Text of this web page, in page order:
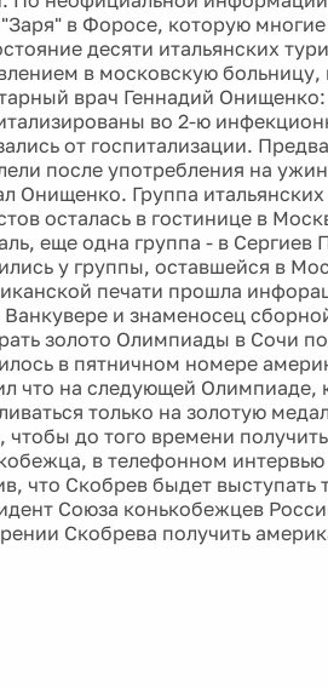
в Форосе, которую
десяти итальянских
в московскую
врач Геннадий
во 2-ю
от госпитализации.
после употребления на
Онищенко. Группа
осталась в гостинице в
еще одна группа - в
у группы, оставшейся в
печати прошла
Ванкувере и знаменосец
золото Олимпиады в Сочи
в пятничном номере
что на следующей Олимпиаде,
только на золотую
чтобы до того времени
в телефонном
что Скобрев быдет
Союза конькобежцев
Скобрева получить